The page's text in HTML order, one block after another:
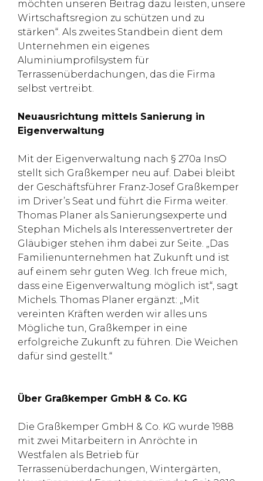
möchten unseren Beitrag dazu leisten, unsere
Wirtschaftsregion zu schützen und zu
stärken“. Als zweites Standbein dient dem
Unternehmen ein eigenes
Aluminiumprofilsystem für
Terrassenüberdachungen, das die Firma
selbst vertreibt.
Neuausrichtung mittels Sanierung in
Eigenverwaltung
Mit der Eigenverwaltung nach § 270a InsO
stellt sich Graßkemper neu auf. Dabei bleibt
der Geschäftsführer Franz-Josef Graßkemper
im Driver’s Seat und führt die Firma weiter.
Thomas Planer als Sanierungsexperte und
Stephan Michels als Interessenvertreter der
Gläubiger stehen ihm dabei zur Seite. „Das
Familienunternehmen hat Zukunft und ist
auf einem sehr guten Weg. Ich freue mich,
dass eine Eigenverwaltung möglich ist“, sagt
Michels. Thomas Planer ergänzt: „Mit
vereinten Kräften werden wir alles uns
Mögliche tun, Graßkemper in eine
erfolgreiche Zukunft zu führen. Die Weichen
dafür sind gestellt.“
Über Graßkemper GmbH & Co. KG
Die Graßkemper GmbH & Co. KG wurde 1988
mit zwei Mitarbeitern in Anröchte in
Westfalen als Betrieb für
Terrassenüberdachungen, Wintergärten,